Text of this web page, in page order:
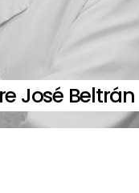
José Beltrán